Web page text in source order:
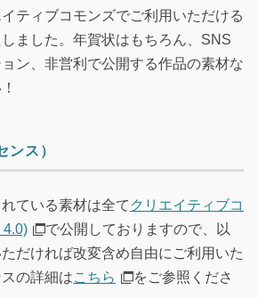
ティブコモンズでご利用いただける
ました。年賀状はもちろん、SNS
ン、非営利で公開する作品の素材な
ンス）
ている素材は全て クリエイティブコ
4.0)
で公開しておりますので、以
だければ改変含め自由にご利用いた
の詳細はこちら
をご参照くださ